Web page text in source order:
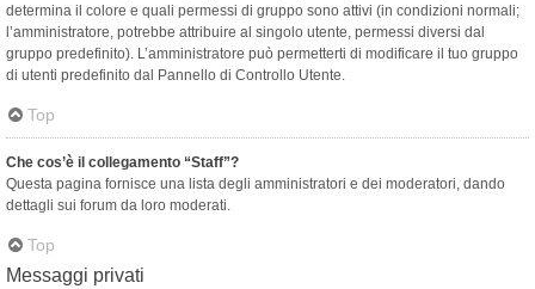
determina il colore e quali permessi di gruppo sono attivi (in condizioni normali;
l’amministratore, potrebbe attribuire al singolo utente, permessi diversi dal
gruppo predefinito). L’amministratore può permetterti di modificare il tuo gruppo
di utenti predefinito dal Pannello di Controllo Utente.
Top
Che cos’è il collegamento “Staff”?
Questa pagina fornisce una lista degli amministratori e dei moderatori, dando
dettagli sui forum da loro moderati.
Top
Messaggi privati